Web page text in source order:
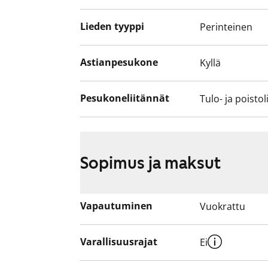
Lieden tyyppi Perinteinen
Astianpesukone Kyllä
Pesukoneliitännät Tulo- ja
Sopimus ja maksut
Vapautuminen Vuokrattu
Varallisuusrajat Ei